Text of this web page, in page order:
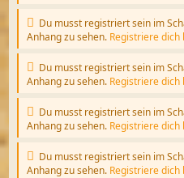
Du musst registriert sein im
Anhang zu sehen. Registriere dich
Du musst registriert sein im
Anhang zu sehen. Registriere dich
Du musst registriert sein im
Anhang zu sehen. Registriere dich
Du musst registriert sein im
Anhang zu sehen. Registriere dich